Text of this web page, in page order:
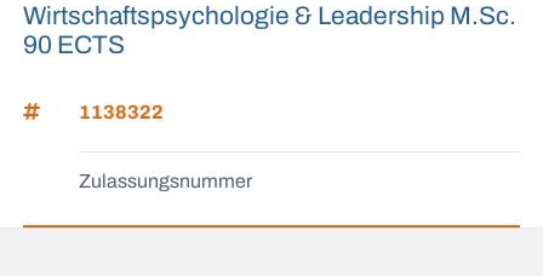
Wirtschaftspsychologie & Leadership M.Sc.
90 ECTS
1138322
Zulassungsnummer